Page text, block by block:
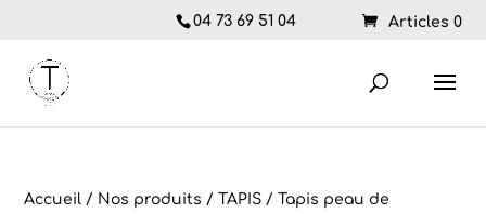
04 73 69 51 04 Articles 0
Accueil / Nos produits / TAPIS / Tapis peau de